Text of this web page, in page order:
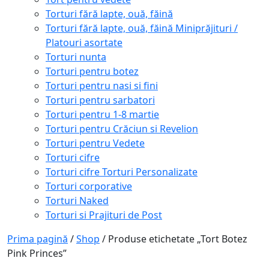
Torturi fără lapte, ouă, făină
Torturi fără lapte, ouă, făină Miniprăjituri /
Platouri asortate
Torturi nunta
Torturi pentru botez
Torturi pentru nasi si fini
Torturi pentru sarbatori
Torturi pentru 1-8 martie
Torturi pentru Crăciun si Revelion
Torturi pentru Vedete
Torturi cifre
Torturi cifre Torturi Personalizate
Torturi corporative
Torturi Naked
Torturi si Prajituri de Post
Prima pagină /Shop / Produse etichetate „Tort Botez
Pink Princes”